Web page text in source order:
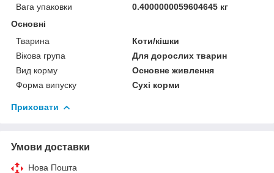
Вага упаковки
0.4000000059604645 кг
Основні
Тварина
Коти/кішки
Вікова група
Для дорослих тварин
Вид корму
Основне живлення
Форма випуску
Сухі корми
Приховати
Умови доставки
Нова Пошта